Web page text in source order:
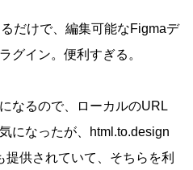
だけで、編集可能なFigmaデ
グイン。便利すぎる。
なるので、ローカルのURL
になったが、html.to.design
供されていて、そちらを利